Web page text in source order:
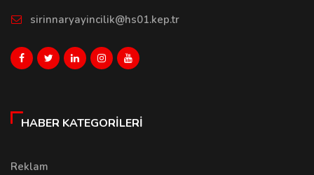
sirinnaryayincilik@hs01.kep.tr
HABER KATEGORILERI
Reklam